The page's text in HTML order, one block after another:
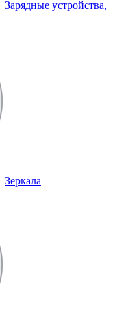
Зарядные устройства,
Зеркала